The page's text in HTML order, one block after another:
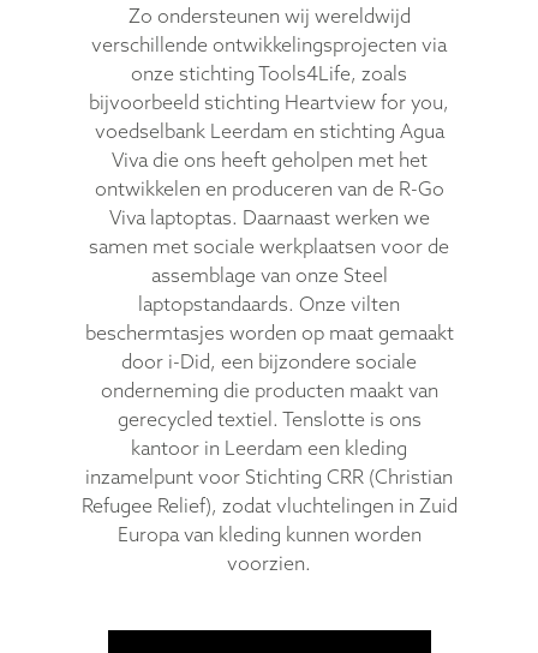
Zo ondersteunen wij wereldwijd
verschillende ontwikkelingsprojecten via
onze stichting Tools4Life, zoals
bijvoorbeeld stichting Heartview for you,
voedselbank Leerdam en stichting Agua
Viva die ons heeft geholpen met het
ontwikkelen en produceren van de R-Go
Viva laptoptas. Daarnaast werken we
samen met sociale werkplaatsen voor de
assemblage van onze Steel
laptopstandaards. Onze vilten
beschermtasjes worden op maat gemaakt
door i-Did, een bijzondere sociale
onderneming die producten maakt van
gerecycled textiel. Tenslotte is ons
kantoor in Leerdam een kleding
inzamelpunt voor Stichting CRR (Christian
Refugee Relief), zodat vluchtelingen in Zuid
Europa van kleding kunnen worden
voorzien.